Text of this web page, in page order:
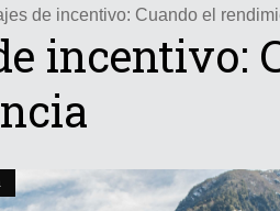
de incentivo: Cuando el
incentivo: